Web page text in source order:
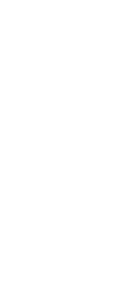
of Light Vol III